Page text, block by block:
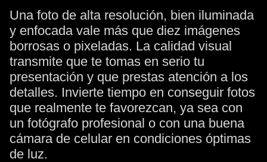
Una foto de alta resolución, bien iluminada
y enfocada vale más que diez imágenes
borrosas o pixeladas. La calidad visual
transmite que te tomas en serio tu
presentación y que prestas atención a los
detalles. Invierte tiempo en conseguir fotos
que realmente te favorezcan, ya sea con
un fotógrafo profesional o con una buena
cámara de celular en condiciones óptimas
de luz.